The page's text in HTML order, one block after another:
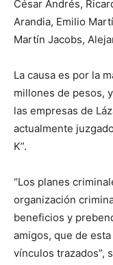
César Andrés,
Arandia, Emilio
Martín Jacobs,
La causa es por la
millones de pesos,
las empresas de
actualmente
K”.
“Los planes
organización
beneficios y
amigos, que de
vínculos trazados”,